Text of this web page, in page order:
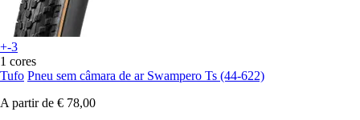
+-3
1 cores
Tufo Pneu sem câmara de ar Swampero Ts (44-622)
A partir de € 78,00